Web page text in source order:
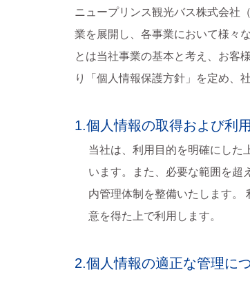
ニュープリンス観光バス株式会社
業を展開し、各事業において様々
とは当社事業の基本と考え、お客
り「個人情報保護方針」を定め、
1.個人情報の取得および利
当社は、利用目的を明確にした
います。また、必要な範囲を超
内管理体制を整備いたします。
意を得た上で利用します。
2.個人情報の適正な管理に